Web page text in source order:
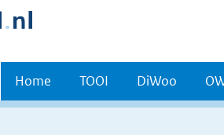
Home TOOI DiWoo